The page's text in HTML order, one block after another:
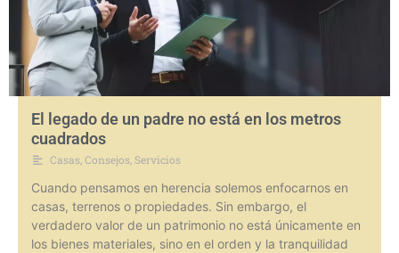
El legado de un padre no está en los metros
cuadrados
Casas Consejos Servicios
Cuando pensamos en herencia solemos enfocarnos en
casas, terrenos o propiedades. Sin embargo, el
verdadero valor de un patrimonio no está únicamente en
los bienes materiales, sino en el orden y la tranquilidad